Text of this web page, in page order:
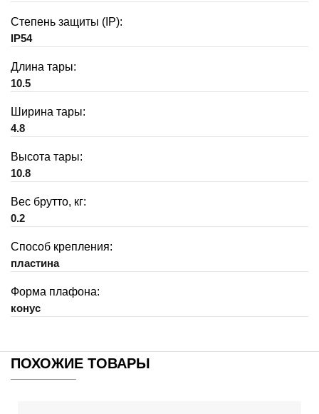
Степень защиты (IP):
IP54
Длина тары:
10.5
Ширина тары:
4.8
Высота тары:
10.8
Вес брутто, кг:
0.2
Способ крепления:
пластина
Форма плафона:
конус
ПОХОЖИЕ ТОВАРЫ